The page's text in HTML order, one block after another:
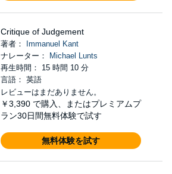
Critique of Judgement
著者：
Immanuel Kant
ナレーター：
Michael Lunts
再生時間： 15 時間 10 分
言語： 英語
レビューはまだありません。
￥3,390 で購入、またはプレミアムプ
ラン30日間無料体験で試す
無料体験を試す